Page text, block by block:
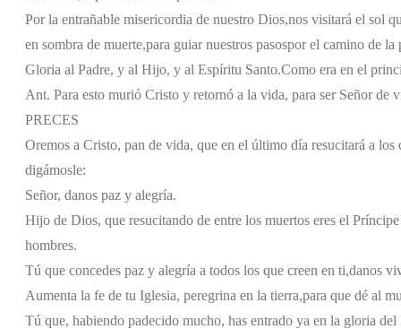
Por la entrañable misericordia de nuestro Dios,nos visitará el sol
en sombra de muerte,para guiar nuestros pasospor el camino de la
Gloria al Padre, y al Hijo, y al Espíritu Santo.Como era en el
Ant. Para esto murió Cristo y retornó a la vida, para ser Señor de
PRECES
Oremos a Cristo, pan de vida, que en el último día resucitará a
digámosle:
Señor, danos paz y alegría.
Hijo de Dios, que resucitando de entre los muertos eres el
hombres.
Tú que concedes paz y alegría a todos los que creen en ti,danos
Aumenta la fe de tu Iglesia, peregrina en la tierra,para que dé al
Tú que, habiendo padecido mucho, has entrado ya en la gloria del